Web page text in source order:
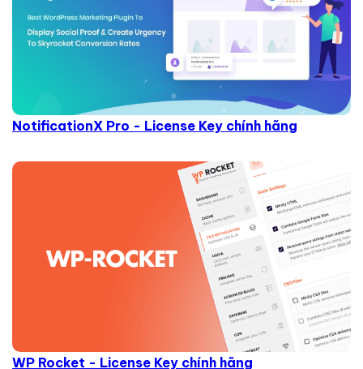
NotificationX Pro - License Key chính hãng
WP Rocket - License Key chính hãng